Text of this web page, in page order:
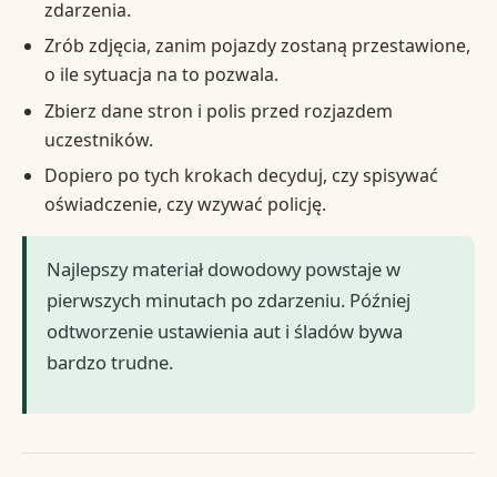
zdarzenia.
Zrób zdjęcia, zanim pojazdy zostaną przestawione,
o ile sytuacja na to pozwala.
Zbierz dane stron i polis przed rozjazdem
uczestników.
Dopiero po tych krokach decyduj, czy spisywać
oświadczenie, czy wzywać policję.
Najlepszy materiał dowodowy powstaje w
pierwszych minutach po zdarzeniu. Później
odtworzenie ustawienia aut i śladów bywa
bardzo trudne.